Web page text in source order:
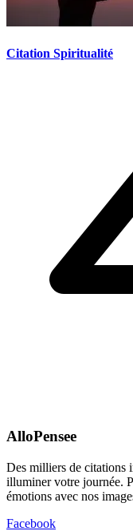
Citation Spiritualité
AlloPensee
Des milliers de citations
illuminer votre journée.
émotions avec nos
Facebook